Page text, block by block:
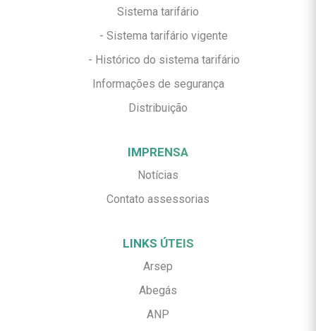
Sistema tarifário
- Sistema tarifário vigente
- Histórico do sistema tarifário
Informações de segurança
Distribuição
IMPRENSA
Notícias
Contato assessorias
LINKS ÚTEIS
Arsep
Abegás
ANP